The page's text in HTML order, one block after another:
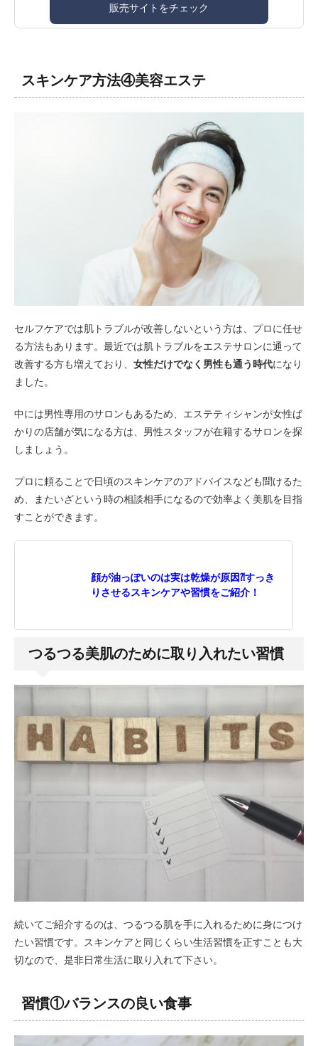
販売サイトをチェック
スキンケア方法④美容エステ
セルフケアでは肌トラブルが改善しないという方は、プロに任せ
る方法もあります。最近では肌トラブルをエステサロンに通って
改善する方も増えており、 女性だけでなく男性も通う時代になり
ました。
中には男性専用のサロンもあるため、エステティシャンが女性ば
かりの店舗が気になる方は、男性スタッフが在籍するサロンを探
しましょう。
プロに頼ることで日頃のスキンケアのアドバイスなども聞けるた
め、またいざという時の相談相手になるので効率よく美肌を目指
すことができます。
顔が油っぽいのは実は乾燥が原因⁈すっき
りさせるスキンケアや習慣をご紹介！
つるつる美肌のために取り入れたい習慣
続いてご紹介するのは、つるつる肌を手に入れるために身につけ
たい習慣です。スキンケアと同じくらい生活習慣を正すことも大
切なので、是非日常生活に取り入れて下さい。
習慣①バランスの良い食事